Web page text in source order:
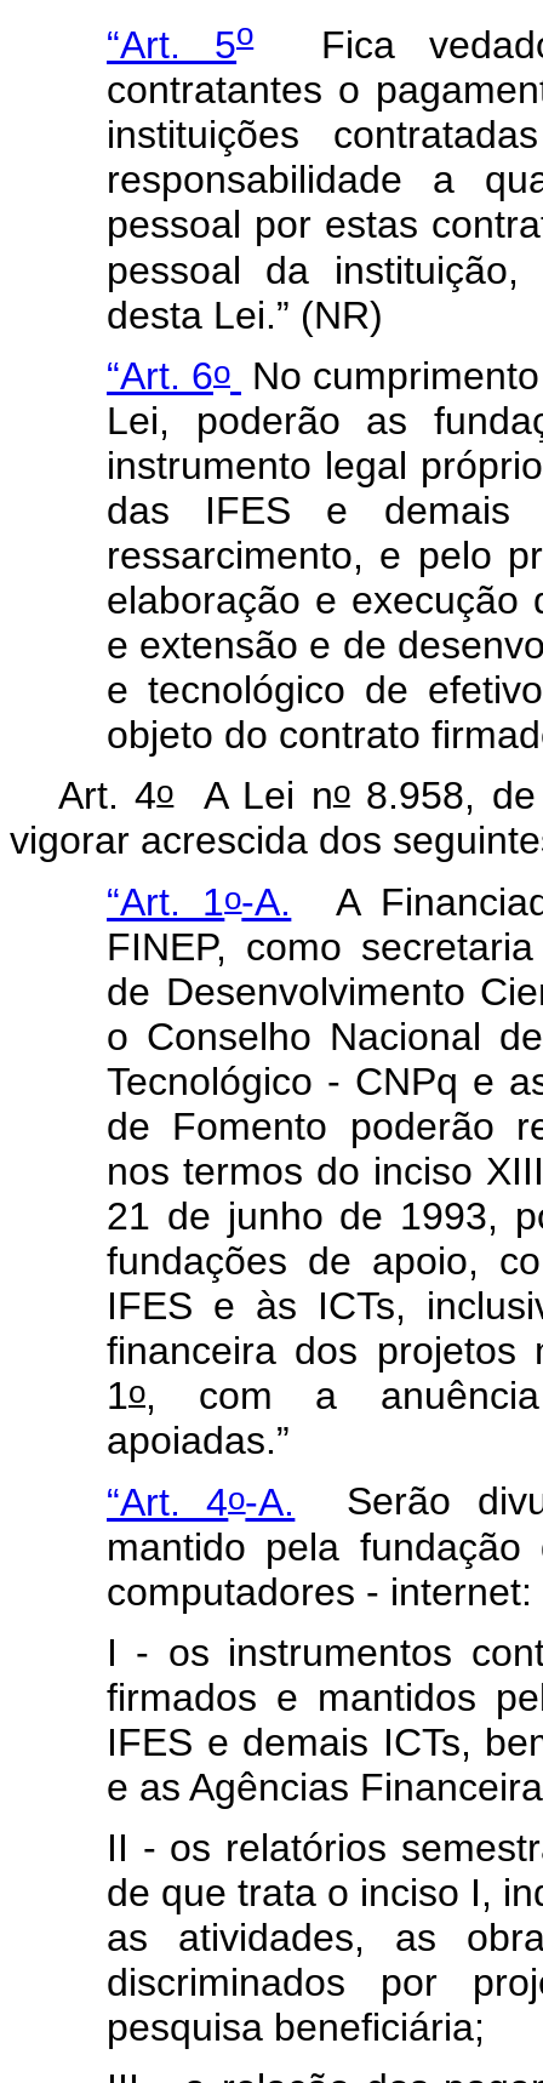
“Art. 5oFica
contratantes o
instituições
responsabilidade a
pessoal por estas
pessoal da
desta Lei.” (NR)
“Art. 6o
No
Lei, poderão as
instrumento legal
das IFES e demais
ressarcimento, e pelo
elaboração e execução
e extensão e de
e tecnológico de
objeto do contrato
Art. 4oA Lei no8.958, de
vigorar acrescida dos
“Art. 1o-A.
A
FINEP, como
de Desenvolvimento
o Conselho Nacional
Tecnológico - CNPq e
de Fomento poderão
nos termos do inciso
21 de junho de 1993,
fundações de apoio,
IFES e às ICTs,
financeira dos
1o, com a anuência
apoiadas.”
“Art. 4o-A.
Serão
mantido pela
computadores - internet:
I - os instrumentos
firmados e mantidos
IFES e demais ICTs,
e as Agências
II - os relatórios
de que trata o inciso I,
as atividades, as
discriminados por
pesquisa beneficiária;